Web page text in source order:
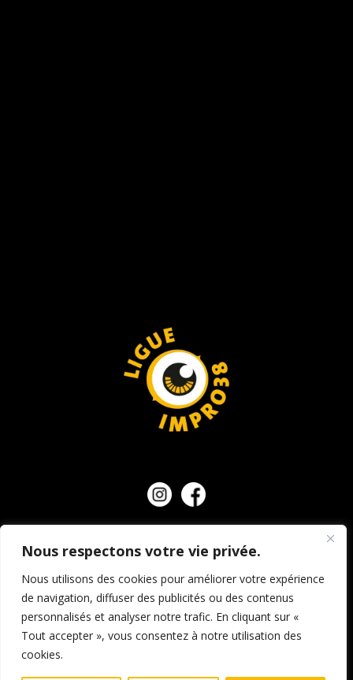
Nous respectons votre vie privée.
Nous utilisons des cookies pour améliorer votre expérience
de navigation, diffuser des publicités ou des contenus
personnalisés et analyser notre trafic. En cliquant sur «
Tout accepter », vous consentez à notre utilisation des
cookies.
NOUS CONTACTER
© Ligue d’impro 38, tous droits réservés.Mentions
légales et crédits–Politique de confidentialité–